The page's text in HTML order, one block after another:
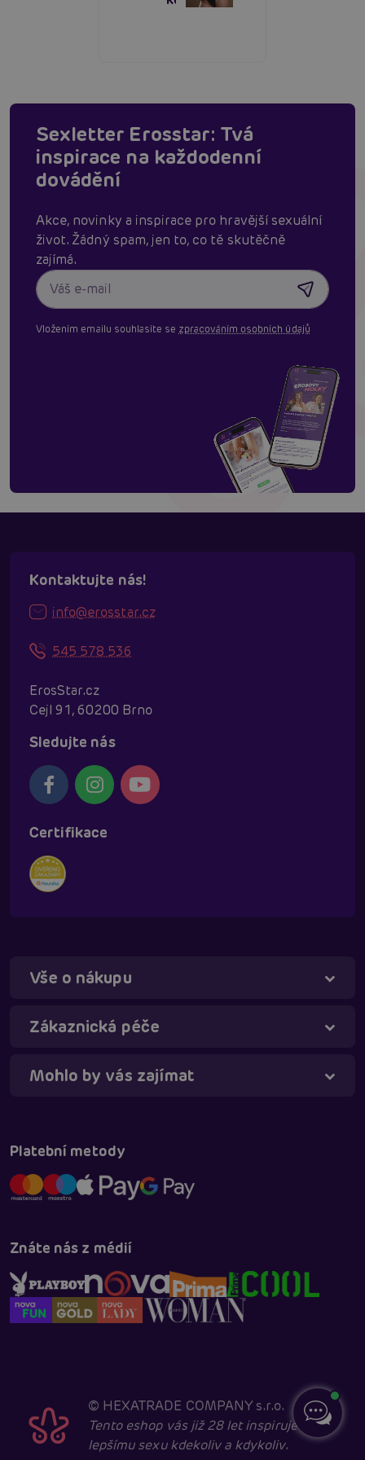
Sexletter Erosstar: Tvá
inspirace na každodenní
dovádění
Akce, novinky a inspirace pro hravější sexuální
život. Žádný spam, jen to, co tě skutěčně
zajímá.
Vložením emailu souhlasíte se zpracováním osobních údajů
Kontaktujte nás!
info@erosstar.cz
545 578 536
ErosStar.cz
Cejl 91, 60200 Brno
Sledujte nás
Certifikace
Vše o nákupu
Zákaznická péče
Mohlo by vás zajímat
Platební metody
Znáte nás z médií
© HEXATRADE COMPANY s.r.o.
Tento eshop vás již 28 let inspiruje k
lepšímu sexu kdekoliv a kdykoliv.
Táňa - virtuální asistentka